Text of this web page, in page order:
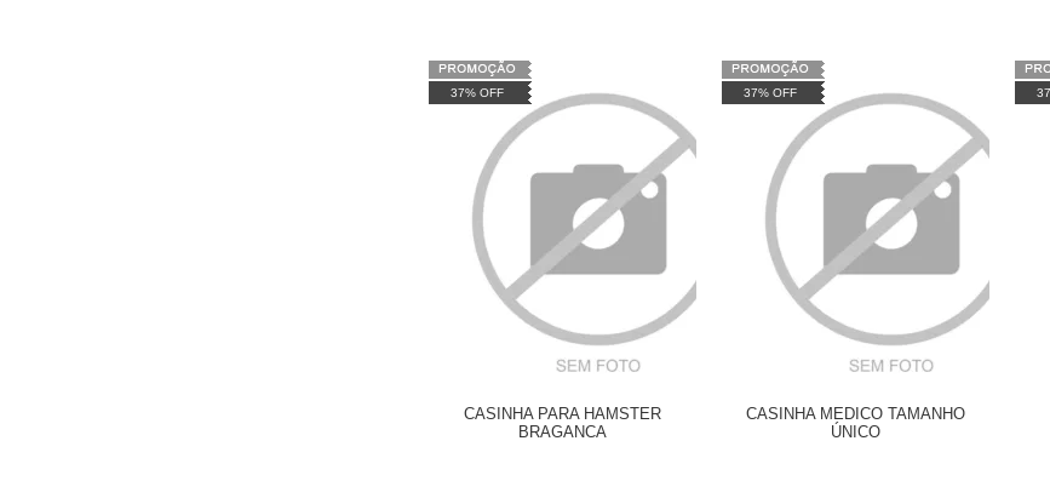
37% OFF
CASINHA PARA HAMSTER
BRAGANCA
37% OFF
CASINHA MEDICO TAMANHO
ÚNICO